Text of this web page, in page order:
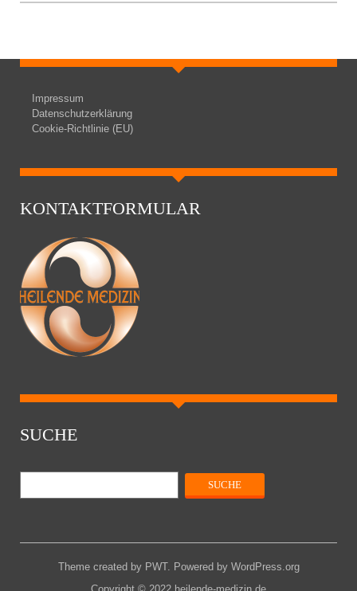
Impressum
Datenschutzerklärung
Cookie-Richtlinie (EU)
KONTAKTFORMULAR
SUCHE
Theme created by PWT. Powered by WordPress.org